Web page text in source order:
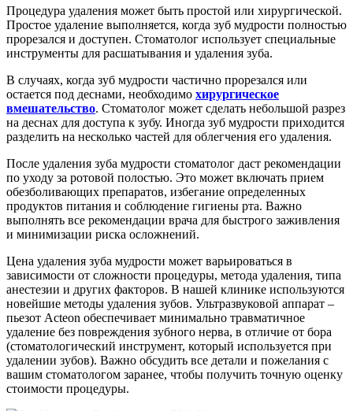
Процедура удаления может быть простой или хирургической.
Простое удаление выполняется, когда зуб мудрости полностью
прорезался и доступен. Стоматолог использует специальные
инструменты для расшатывания и удаления зуба.
В случаях, когда зуб мудрости частично прорезался или
остается под деснами, необходимо хирургическое
вмешательство. Стоматолог может сделать небольшой разрез
на деснах для доступа к зубу. Иногда зуб мудрости приходится
разделить на несколько частей для облегчения его удаления.
После удаления зуба мудрости стоматолог даст рекомендации
по уходу за ротовой полостью. Это может включать прием
обезболивающих препаратов, избегание определенных
продуктов питания и соблюдение гигиены рта. Важно
выполнять все рекомендации врача для быстрого заживления
и минимизации риска осложнений.
Цена удаления зуба мудрости может варьироваться в
зависимости от сложности процедуры, метода удаления, типа
анестезии и других факторов. В нашей клинике используются
новейшие методы удаления зубов. Ультразвуковой аппарат –
пьезот Acteon обеспечивает минимально травматичное
удаление без повреждения зубного нерва, в отличие от бора
(стоматологический инструмент, который используется при
удалении зубов). Важно обсудить все детали и пожелания с
вашим стоматологом заранее, чтобы получить точную оценку
стоимости процедуры.